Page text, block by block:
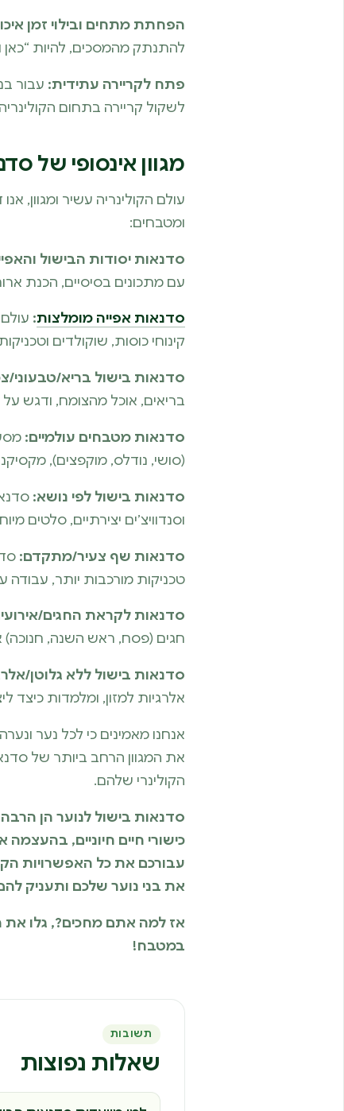
הפחתת מתחים ובילוי זמן
להתנתק מהמסכים, להיות “כאן
פתח לקריירה עתידית: עבור
לשקול קריירה בתחום
מגוון אינסופי של
עולם הקולינריה עשיר ומגוון,
ומטבחים:
סדנאות יסודות הבישול
עם מתכונים בסיסיים, הכנת
סדנאות אפייה מומלצות:
קינוחי כוסות, שוקולדים
סדנאות בישול בריא/טבעוני/
בריאים, אוכל מהצומח, ודגש על
סדנאות מטבחים עולמיים:
(סושי, נודלס, מוקפצים),
סדנאות בישול לפי נושא:
וסנדוויצ’ים יצירתיים, סלטים
סדנאות שף צעיר/מתקדם:
טכניקות מורכבות יותר, עבודה
סדנאות לקראת החגים/
חגים (פסח, ראש השנה, חנוכה)
סדנאות בישול ללא גלוטן/
אלרגיות למזון, ומלמדות כיצד
אנחנו מאמינים כי לכל נער
את המגוון הרחב ביותר של
הקולינרי שלהם.
סדנאות בישול לנוער הן
כישורי חיים חיוניים,
עבורכם את כל האפשרויות
את בני נוער שלכם ותעניק
אז למה אתם מחכים?, גלו את
במטבח!
תשובות
שאלות נפוצות